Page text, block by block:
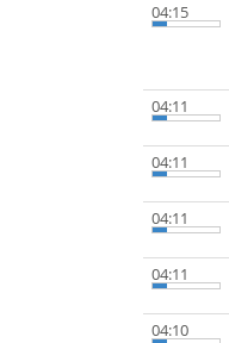
04:15
04:11
04:11
04:11
04:11
04:10